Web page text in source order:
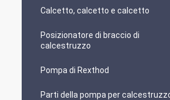
Calcetto, calcetto e calcetto
Posizionatore di braccio di
calcestruzzo
Pompa di Rexthod
Parti della pompa per